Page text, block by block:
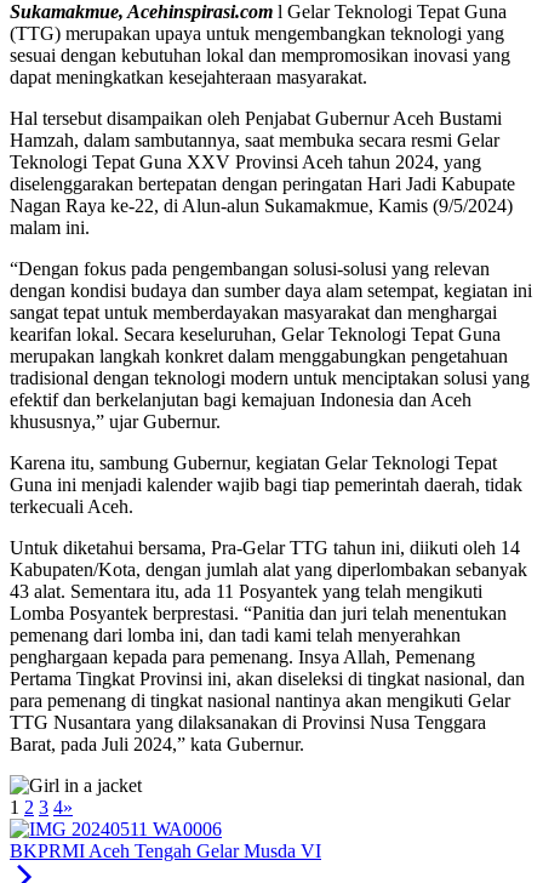
Sukamakmue, Acehinspirasi.com l Gelar Teknologi Tepat Guna
(TTG) merupakan upaya untuk mengembangkan teknologi yang
sesuai dengan kebutuhan lokal dan mempromosikan inovasi yang
dapat meningkatkan kesejahteraan masyarakat.
Hal tersebut disampaikan oleh Penjabat Gubernur Aceh Bustami
Hamzah, dalam sambutannya, saat membuka secara resmi Gelar
Teknologi Tepat Guna XXV Provinsi Aceh tahun 2024, yang
diselenggarakan bertepatan dengan peringatan Hari Jadi Kabupate
Nagan Raya ke-22, di Alun-alun Sukamakmue, Kamis (9/5/2024)
malam ini.
“Dengan fokus pada pengembangan solusi-solusi yang relevan
dengan kondisi budaya dan sumber daya alam setempat, kegiatan ini
sangat tepat untuk memberdayakan masyarakat dan menghargai
kearifan lokal. Secara keseluruhan, Gelar Teknologi Tepat Guna
merupakan langkah konkret dalam menggabungkan pengetahuan
tradisional dengan teknologi modern untuk menciptakan solusi yang
efektif dan berkelanjutan bagi kemajuan Indonesia dan Aceh
khususnya,” ujar Gubernur.
Karena itu, sambung Gubernur, kegiatan Gelar Teknologi Tepat
Guna ini menjadi kalender wajib bagi tiap pemerintah daerah, tidak
terkecuali Aceh.
Untuk diketahui bersama, Pra-Gelar TTG tahun ini, diikuti oleh 14
Kabupaten/Kota, dengan jumlah alat yang diperlombakan sebanyak
43 alat. Sementara itu, ada 11 Posyantek yang telah mengikuti
Lomba Posyantek berprestasi. “Panitia dan juri telah menentukan
pemenang dari lomba ini, dan tadi kami telah menyerahkan
penghargaan kepada para pemenang. Insya Allah, Pemenang
Pertama Tingkat Provinsi ini, akan diseleksi di tingkat nasional, dan
para pemenang di tingkat nasional nantinya akan mengikuti Gelar
TTG Nusantara yang dilaksanakan di Provinsi Nusa Tenggara
Barat, pada Juli 2024,” kata Gubernur.
1 2 3 4»
BKPRMI Aceh Tengah Gelar Musda VI